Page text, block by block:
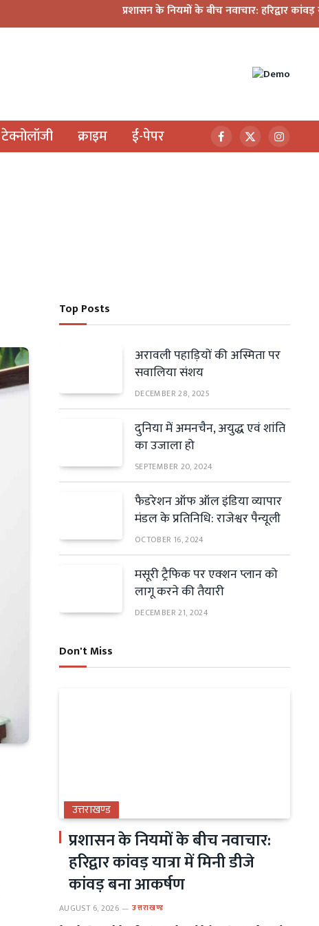
प्रशासन के नियमों के बीच नवाचार: हरिद्वार कांवड़ यात्रा में
टेक्नोलॉजी क्राइम ई-पेपर Facebook
X
(Twitter)
Top Posts
अरावली पहाड़ियों की अस्मिता पर
सवालिया संशय
DECEMBER 28, 2025
दुनिया में अमनचैन, अयुद्ध एवं शांति
का उजाला हो
SEPTEMBER 20, 2024
फैडरेशन ऑफ ऑल इंडिया व्यापार
मंडल के प्रतिनिधि: राजेश्वर पैन्यूली
OCTOBER 16, 2024
मसूरी ट्रैफिक पर एक्शन प्लान को
लागू करने की तैयारी
DECEMBER 21, 2024
Don't Miss
उत्तराखण्ड
प्रशासन के नियमों के बीच नवाचार:
हरिद्वार कांवड़ यात्रा में मिनी डीजे
कांवड़ बना आकर्षण
AUGUST 6, 2026 उत्तराखण्ड